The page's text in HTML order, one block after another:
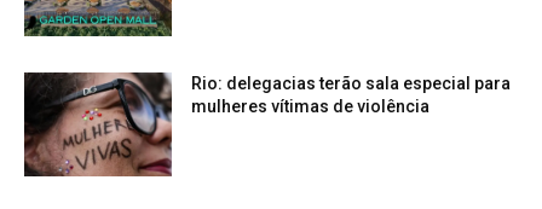
Rio: delegacias terão sala especial para
mulheres vítimas de violência